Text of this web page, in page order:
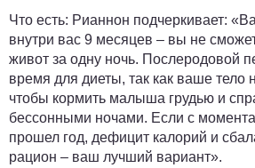
Что есть: Рианнон подчеркивает:
внутри вас 9 месяцев – вы не
живот за одну ночь. Послеродовой
время для диеты, так как ваше тело
чтобы кормить малыша грудью и
бессонными ночами. Если с
прошел год, дефицит калорий и
рацион – ваш лучший вариант».